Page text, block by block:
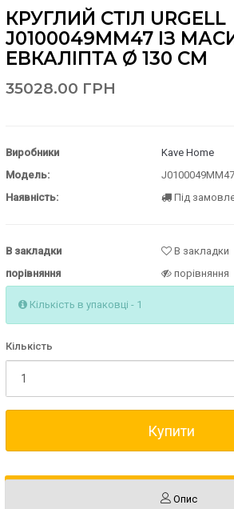
КРУГЛИЙ СТІЛ URGELL
J0100049MM47 ІЗ
ЕВКАЛІПТА Ø 130 СМ
35028.00 ГРН
Виробники
Kave Home
Модель:
J0100049MM47
Наявність:
Під
В закладки
В закладки
порівняння
порівняння
Кількість в упаковці - 1
Кількість
Купити
Опис